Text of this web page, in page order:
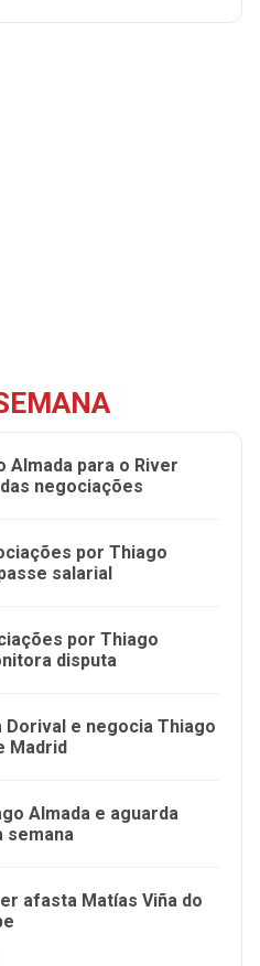
Almada para o River
negociações
por Thiago
salarial
por Thiago
disputa
Dorival e negocia Thiago
Madrid
Almada e aguarda
semana
afasta Matías Viña do